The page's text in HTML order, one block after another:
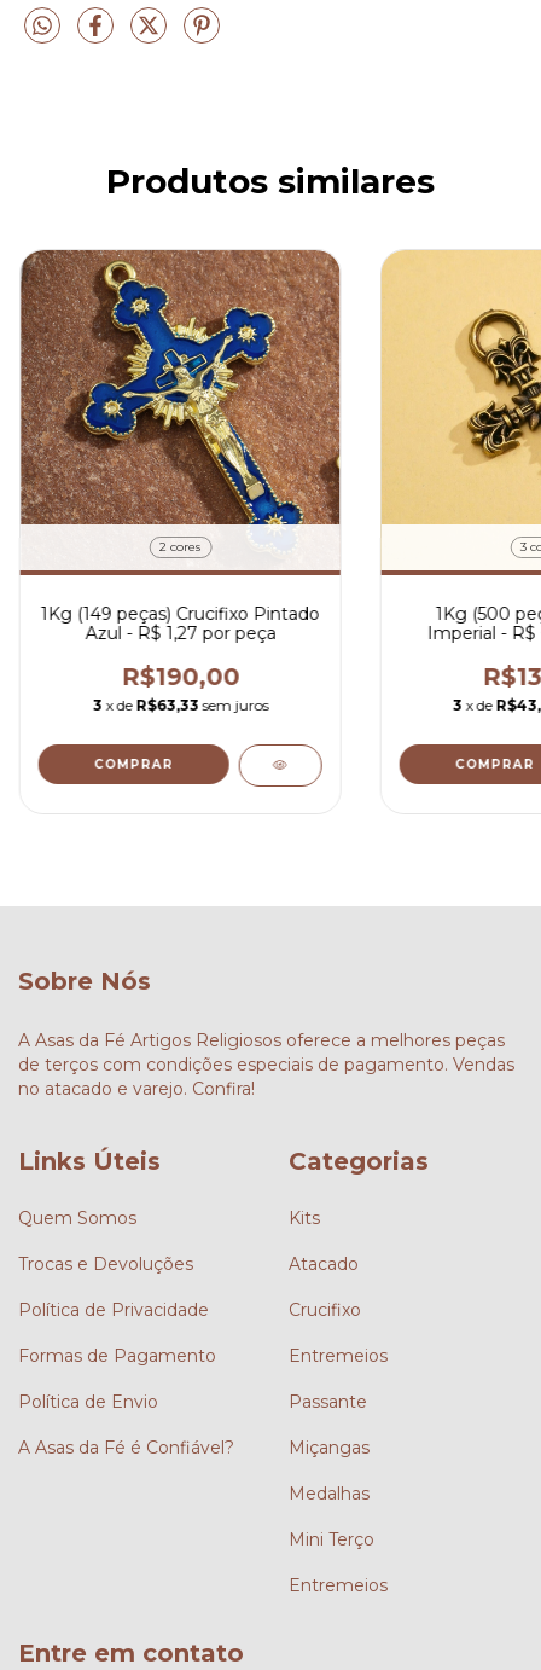
Produtos similares
2 cores
1Kg (149 peças) Crucifixo Pintado
Azul - R$ 1,27 por peça
R$190,00
3 x de R$63,33 sem juros
COMPRAR
3
1Kg (500
Imperial -
3 x de
COMPRAR
Sobre Nós
A Asas da Fé Artigos Religiosos oferece a melhores peças
de terços com condições especiais de pagamento. Vendas
no atacado e varejo. Confira!
Links Úteis
Quem Somos
Trocas e Devoluções
Política de Privacidade
Formas de Pagamento
Política de Envio
A Asas da Fé é Confiável?
Categorias
Kits
Atacado
Crucifixo
Entremeios
Passante
Miçangas
Medalhas
Mini Terço
Entremeios
Entre em contato